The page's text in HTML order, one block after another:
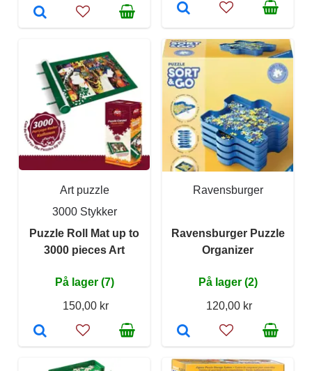
Art puzzle
3000 Stykker
Puzzle Roll Mat up to
3000 pieces Art
På lager (7)
150,00 kr
Ravensburger
Ravensburger Puzzle
Organizer
På lager (2)
120,00 kr